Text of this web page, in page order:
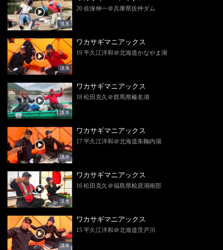
淡水
20 佐保伸一＠兵庫県佐仲ダム
淡水
ワカサギマニアックス
19 平久江洋和＠北海道かなやま湖
淡水
ワカサギマニアックス
18 松田克久＠群馬県榛名湖
淡水
ワカサギマニアックス
17 平久江洋和＠北海道朱鞠内湖
淡水
ワカサギマニアックス
16 松田克久＠福島県桧原湖南部
淡水
ワカサギマニアックス
15 平久江洋和＠北海道茨戸川